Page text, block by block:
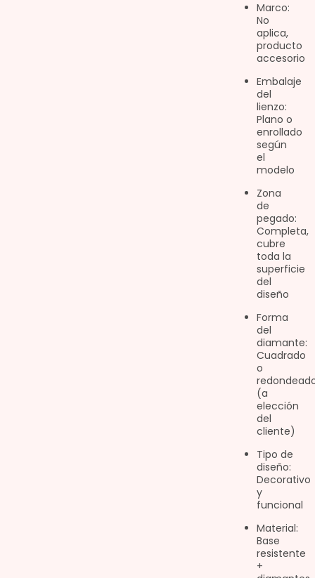
Marco:
No
aplica,
producto
accesorio
Embalaje
del
lienzo:
Plano o
enrollado
según
el
modelo
Zona
de
pegado:
Completa,
cubre
toda la
superficie
del
diseño
Forma
del
diamante:
Cuadrado
o
(a
elección
del
cliente)
Tipo de
diseño:
Decorativo
y
funcional
Material:
Base
resistente
+